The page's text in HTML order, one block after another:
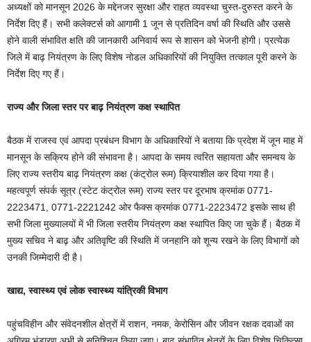
अध्यक्षों को मानसून 2026 के मद्देनजर सुरक्षा और राहत व्यवस्था चुस्त-दुरुस्त करने के
निर्देश दिए हैं। सभी कलेक्टर्स को आगामी 1 जून से प्रतिदिन वर्षा की स्थिति और उससे
होने वाली संभावित क्षति की जानकारी अनिवार्य रूप से शासन को भेजनी होगी। प्रत्येक
जिले में बाढ़ नियंत्रण के लिए विशेष नोडल अधिकारियों की नियुक्ति तत्काल पूरी करने के
निर्देश दिए गए हैं।
राज्य और जिला स्तर पर बाढ़ नियंत्रण कक्ष स्थापित
बैठक में राजस्व एवं आपदा प्रबंधन विभाग के अधिकारियों ने बताया कि प्रदेश में जून माह में
मानसून के सक्रिय होने की संभावना है। आपदा के समय त्वरित सहायता और समन्वय के
लिए राज्य स्तरीय बाढ़ नियंत्रण कक्ष (कंट्रोल रूम) क्रियाशील कर दिया गया है।
महत्वपूर्ण संपर्क सूत्र (स्टेट कंट्रोल रूम) राज्य स्तर पर दूरभाष क्रमांक 0771-
2223471, 0771-2221242 ओर फैक्स क्रमांक 0771-2223472 इसके साथ ही
सभी जिला मुख्यालयों में भी जिला स्तरीय नियंत्रण कक्ष स्थापित किए जा चुके हैं। बैठक में
मुख्य सचिव ने बाढ़ और अतिवृष्टि की स्थिति में जनहानि को शून्य रखने के लिए विभागों को
उनकी जिम्मेदारी दी है।
खाद्य, स्वास्थ्य एवं लोक स्वास्थ्य यांत्रिकी विभाग
पहुंचविहीन और संवेदनशील क्षेत्रों में राशन, नमक, केरोसिन और जीवन रक्षक दवाओं का